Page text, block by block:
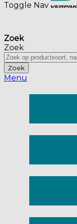
Toggle Nav
Zoek
Zoek
Zoek
Menu